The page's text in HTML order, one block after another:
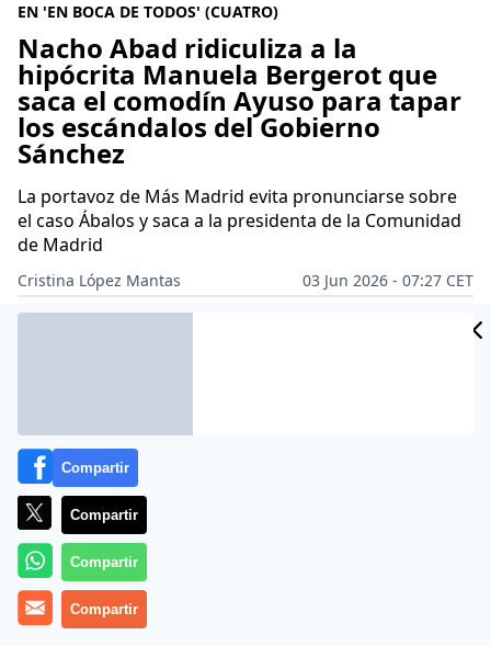
EN 'EN BOCA DE TODOS' (CUATRO)
Nacho Abad ridiculiza a la
hipócrita Manuela Bergerot que
saca el comodín Ayuso para tapar
los escándalos del Gobierno
Sánchez
La portavoz de Más Madrid evita pronunciarse sobre
el caso Ábalos y saca a la presidenta de la Comunidad
de Madrid
Cristina López Mantas
03 Jun 2026 - 07:27 CET
Archivado en:
MANUELA
Compartir
Compartir
Compartir
Compartir